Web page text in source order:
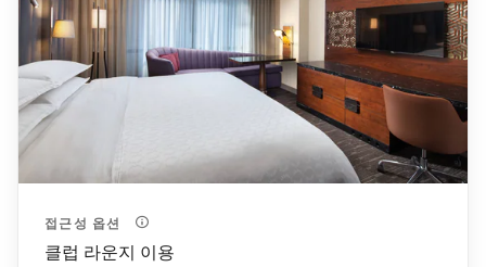
접근성 옵션
클럽 라운지 이용